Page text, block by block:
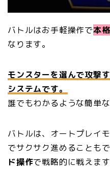
バトルはお手軽操作で本
なります。
モンスターを選んで攻撃
システムです。
誰でもわかるような簡単
バトルは、オートプレイ
でサクサク進めることも
ド操作で戦略的に戦えます